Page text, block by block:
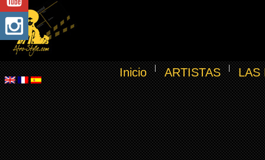
Inicio ARTISTAS LAS